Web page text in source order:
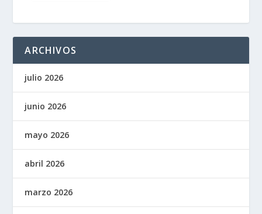
ARCHIVOS
julio 2026
junio 2026
mayo 2026
abril 2026
marzo 2026